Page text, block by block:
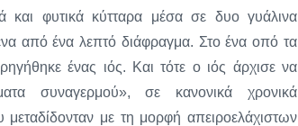
και φυτικά κύτταρα μέσα σε δυο γυάλινα
από ένα λεπτό διάφραγμα. Στο ένα οπό τα
ένας ιός. Και τότε ο ιός άρχισε να
συναγερμού», σε κανονικά χρονικά
μεταδίδονταν με τη μορφή απειροελάχιστων